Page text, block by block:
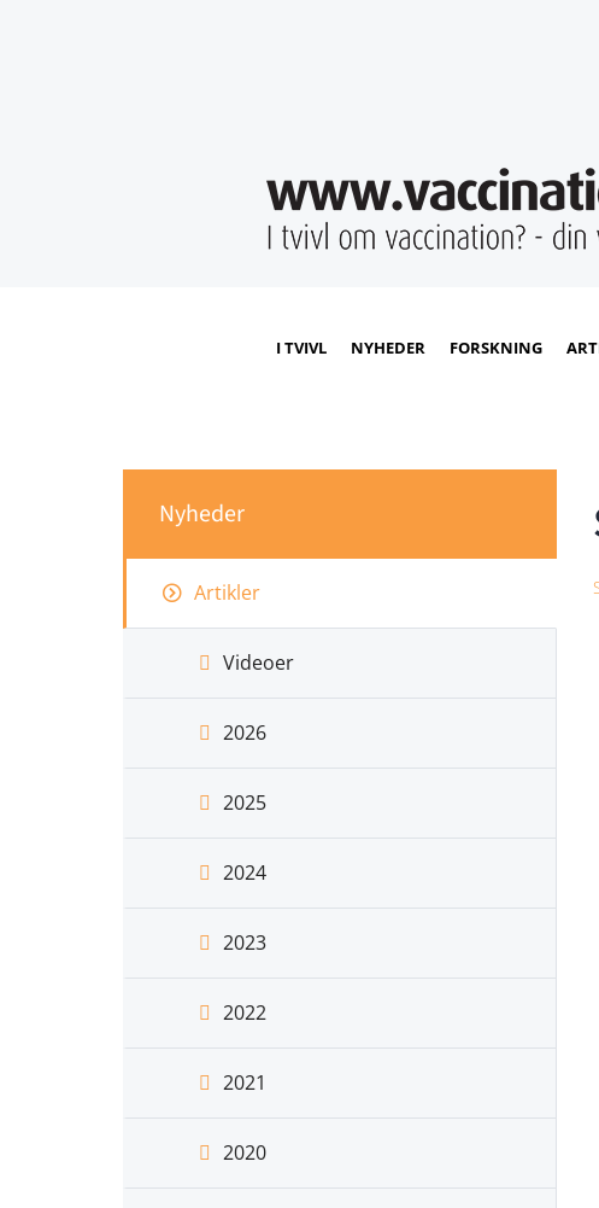
I TVIVL NYHEDER FORSKNING
Nyheder
Artikler
Videoer
2026
2025
2024
2023
2022
2021
2020